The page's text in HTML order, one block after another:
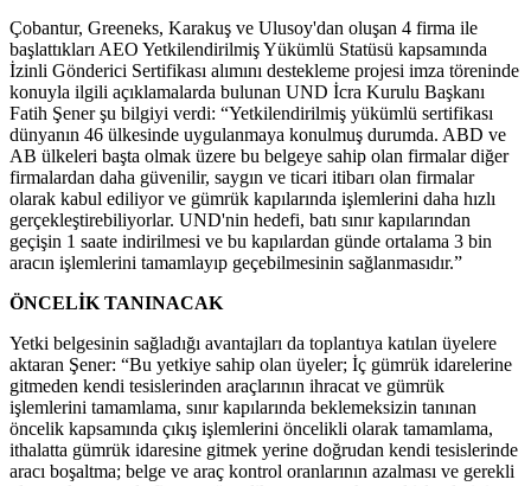
Çobantur, Greeneks, Karakuş ve Ulusoy'dan oluşan 4 firma ile
başlattıkları AEO Yetkilendirilmiş Yükümlü Statüsü kapsamında
İzinli Gönderici Sertifikası alımını destekleme projesi imza töreninde
konuyla ilgili açıklamalarda bulunan UND İcra Kurulu Başkanı
Fatih Şener şu bilgiyi verdi: “Yetkilendirilmiş yükümlü sertifikası
dünyanın 46 ülkesinde uygulanmaya konulmuş durumda. ABD ve
AB ülkeleri başta olmak üzere bu belgeye sahip olan firmalar diğer
firmalardan daha güvenilir, saygın ve ticari itibarı olan firmalar
olarak kabul ediliyor ve gümrük kapılarında işlemlerini daha hızlı
gerçekleştirebiliyorlar. UND'nin hedefi, batı sınır kapılarından
geçişin 1 saate indirilmesi ve bu kapılardan günde ortalama 3 bin
aracın işlemlerini tamamlayıp geçebilmesinin sağlanmasıdır.”
ÖNCELİK TANINACAK
Yetki belgesinin sağladığı avantajları da toplantıya katılan üyelere
aktaran Şener: “Bu yetkiye sahip olan üyeler; İç gümrük idarelerine
gitmeden kendi tesislerinden araçlarının ihracat ve gümrük
işlemlerini tamamlama, sınır kapılarında beklemeksizin tanınan
öncelik kapsamında çıkış işlemlerini öncelikli olarak tamamlama,
ithalatta gümrük idaresine gitmek yerine doğrudan kendi tesislerinde
aracı boşaltma; belge ve araç kontrol oranlarının azalması ve gerekli